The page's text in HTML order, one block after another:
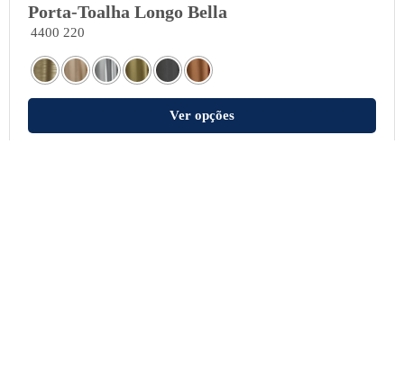
Porta-Toalha Longo Bella
4400 220
Ver opções